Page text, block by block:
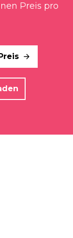
Preis pro